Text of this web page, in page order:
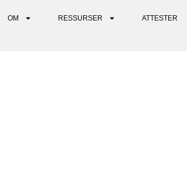
OM RESSURSER ATTESTER